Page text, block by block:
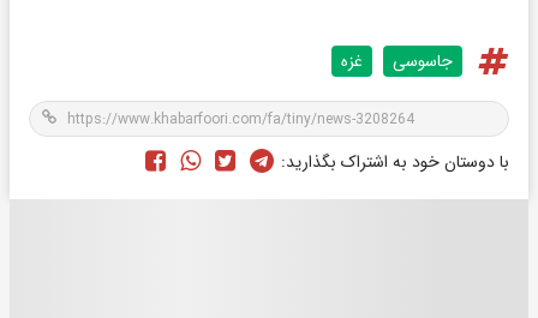
جاسوسی غزه
با دوستان خود به اشتراک بگذارید: